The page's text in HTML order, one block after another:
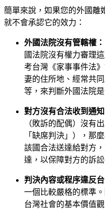
簡單來說，如果您的外國離
就不會承認它的效力：
外國法院沒有管轄權：
國法院沒有權力審理
考台灣《家事事件法
妻的住所地、經常共
等，來判斷外國法院
對方沒有合法收到通知
（敗訴的配偶）沒有
「缺席判決」），那
該國合法送達給對方
達，以保障對方的訴訟
判決內容或程序違反
一個比較嚴格的標準
台灣社會的基本價值